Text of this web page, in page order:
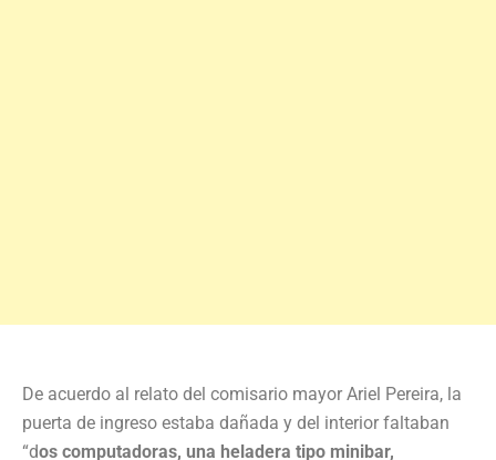
De acuerdo al relato del comisario mayor Ariel Pereira, la
puerta de ingreso estaba dañada y del interior faltaban
“dos computadoras, una heladera tipo minibar,